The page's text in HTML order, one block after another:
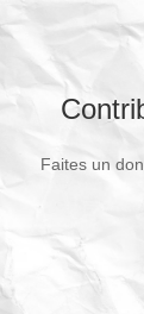
Faites un